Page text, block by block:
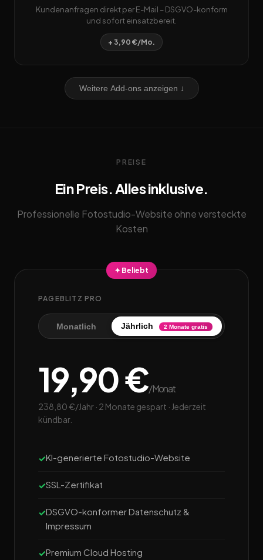
Kundenanfragen direkt per E-Mail – DSGVO-konform
und sofort einsatzbereit.
+ 3,90 €/Mo.
Weitere Add-ons anzeigen ↓
PREISE
Ein Preis. Alles inklusive.
Professionelle Fotostudio-Website ohne versteckte
Kosten
✦ Beliebt
PAGEBLITZ PRO
Monatlich Jährlich 2 Monate gratis
19,90 €/Monat
238,80 €/Jahr · 2 Monate gespart · Jederzeit
kündbar.
KI-generierte Fotostudio-Website
SSL-Zertifikat
DSGVO-konformer Datenschutz &
Impressum
Premium Cloud Hosting